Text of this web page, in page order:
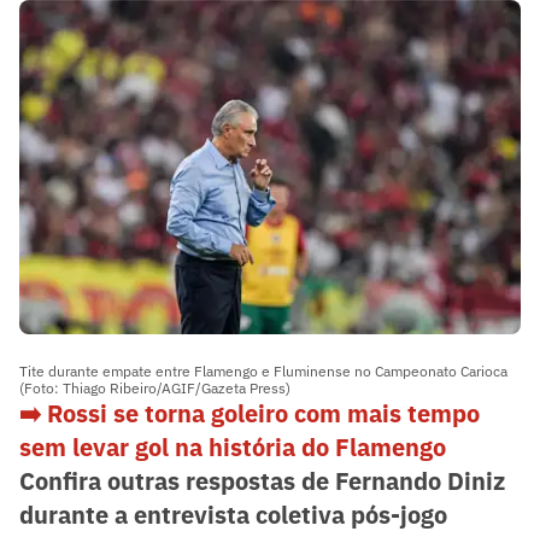
Tite durante empate entre Flamengo e Fluminense no Campeonato Carioca
(Foto: Thiago Ribeiro/AGIF/Gazeta Press)
➡️ Rossi se torna goleiro com mais tempo
sem levar gol na história do Flamengo
Confira outras respostas de Fernando Diniz
durante a entrevista coletiva pós-jogo